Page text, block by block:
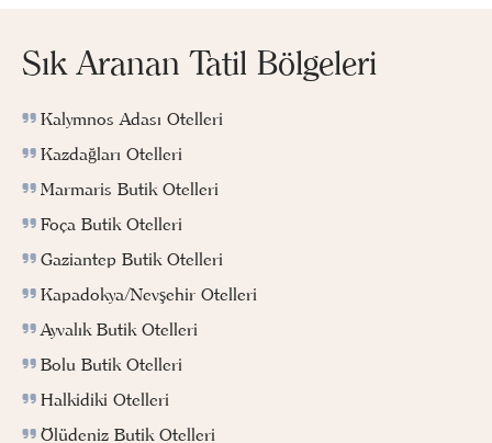
Sık Aranan Tatil Bölgeleri
Kalymnos Adası Otelleri
Kazdağları Otelleri
Marmaris Butik Otelleri
Foça Butik Otelleri
Gaziantep Butik Otelleri
Kapadokya/Nevşehir Otelleri
Ayvalık Butik Otelleri
Bolu Butik Otelleri
Halkidiki Otelleri
Ölüdeniz Butik Otelleri